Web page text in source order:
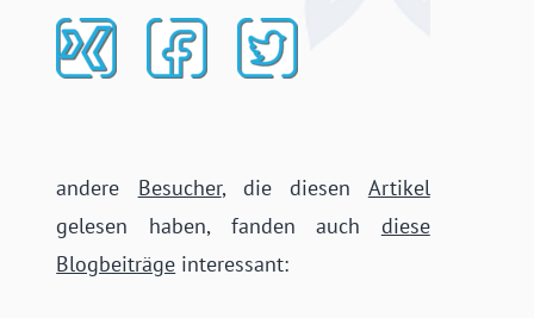
andere Besucher, die diesen Artikel
gelesen haben, fanden auch diese
Blogbeiträge interessant: